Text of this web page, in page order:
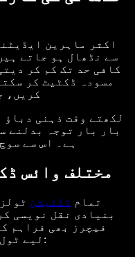
اکثر ماہرین
سے نڈھال ہو جاتے
کافی حد تک کم کر
مسودہ ڈکٹیٹ کر
کریں،
بار بار توجہ بدلنے
ہے۔ اس سے
مختلف وائس
تمام ڈکٹیشن
بنیادی نقل نویسی
لیے ٹول منتخب کرتے وقت دیکھیں کہ وہ: